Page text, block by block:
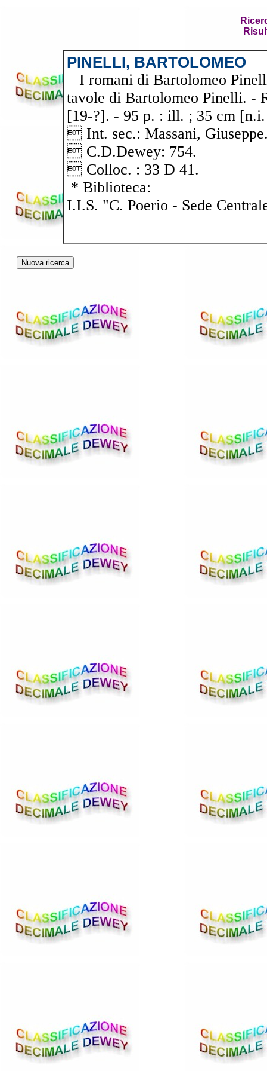
PINELLI, BARTOLOMEO
I romani di Bartolomeo
tavole di Bartolomeo Pinelli. -
[19-?]. - 95 p. : ill. ; 35 cm
 Int. sec.: Massani,
 C.D.Dewey: 754.
 Colloc. : 33 D 41.
* Biblioteca:
I.I.S. "C. Poerio - Sede